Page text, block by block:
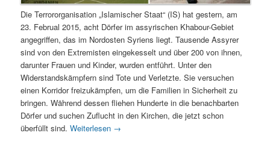
Die Terrororganisation „Islamischer Staat“ (IS) hat gestern, am
23. Februal 2015, acht Dörfer im assyrischen Khabour-Gebiet
angegriffen, das im Nordosten Syriens liegt. Tausende Assyrer
sind von den Extremisten eingekesselt und über 200 von ihnen,
darunter Frauen und Kinder, wurden entführt. Unter den
Widerstandskämpfern sind Tote und Verletzte. Sie versuchen
einen Korridor freizukämpfen, um die Familien in Sicherheit zu
bringen. Während dessen fliehen Hunderte in die benachbarten
Dörfer und suchen Zuflucht in den Kirchen, die jetzt schon
überfüllt sind.Weiterlesen →